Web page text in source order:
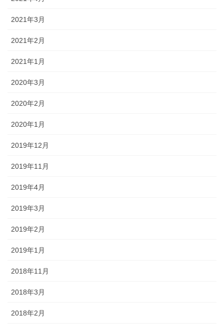
2021年3月
2021年2月
2021年1月
2020年3月
2020年2月
2020年1月
2019年12月
2019年11月
2019年4月
2019年3月
2019年2月
2019年1月
2018年11月
2018年3月
2018年2月